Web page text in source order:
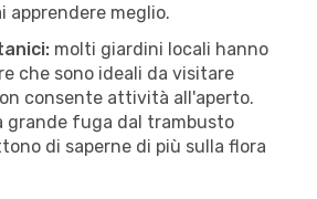
apprendere meglio.
molti giardini locali hanno
che sono ideali da visitare
consente attività all'aperto.
grande fuga dal trambusto
di saperne di più sulla flora